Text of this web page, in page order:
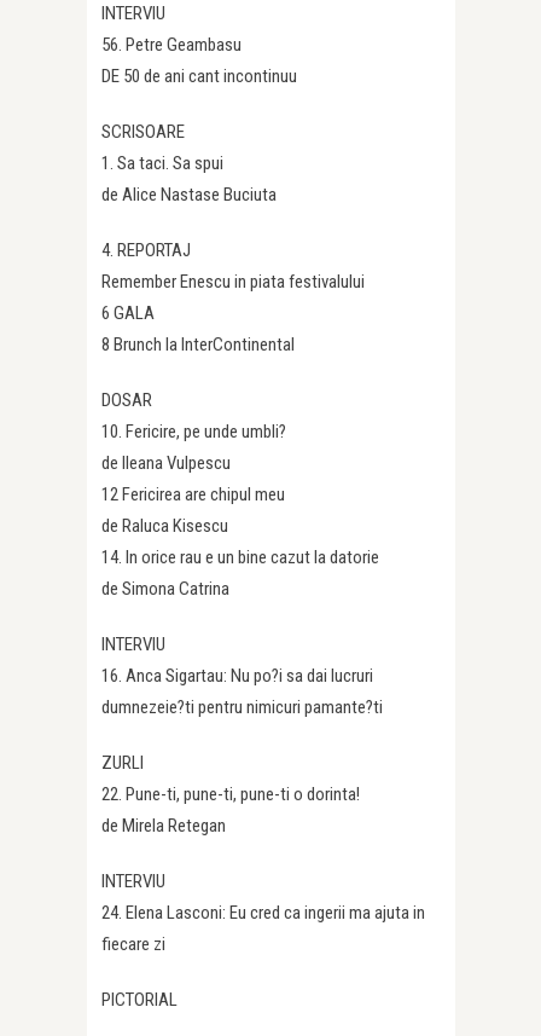
INTERVIU
56. Petre Geambasu
DE 50 de ani cant incontinuu
SCRISOARE
1. Sa taci. Sa spui
de Alice Nastase Buciuta
4. REPORTAJ
Remember Enescu in piata festivalului
6 GALA
8 Brunch la InterContinental
DOSAR
10. Fericire, pe unde umbli?
de Ileana Vulpescu
12 Fericirea are chipul meu
de Raluca Kisescu
14. In orice rau e un bine cazut la datorie
de Simona Catrina
INTERVIU
16. Anca Sigartau: Nu po?i sa dai lucruri
dumnezeie?ti pentru nimicuri pamante?ti
ZURLI
22. Pune-ti, pune-ti, pune-ti o dorinta!
de Mirela Retegan
INTERVIU
24. Elena Lasconi: Eu cred ca ingerii ma ajuta in
fiecare zi
PICTORIAL